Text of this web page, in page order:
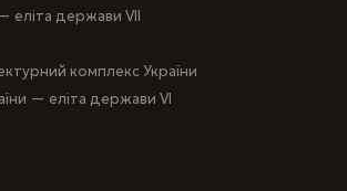
еліта держави VII
комплекс України
— еліта держави VI